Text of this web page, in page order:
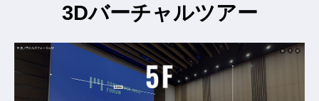
3Dバーチャルツアー